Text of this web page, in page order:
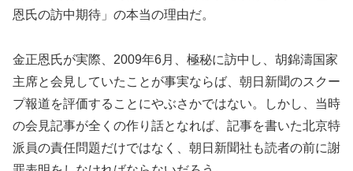
恩氏の訪中期待」の本当の理由だ。
金正恩氏が実際、2009年6月、極秘に訪中し、胡錦濤国家
主席と会見していたことが事実ならば、朝日新聞のスクー
プ報道を評価することにやぶさかではない。しかし、当時
の会見記事が全くの作り話となれば、記事を書いた北京特
派員の責任問題だけではなく、朝日新聞社も読者の前に謝